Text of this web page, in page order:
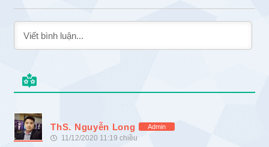
ThS. Nguyễn Long Admin
11/12/2020 11:19 chiều